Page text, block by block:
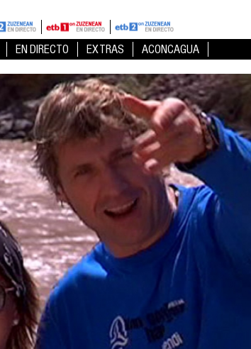
EN DIRECTO EXTRAS ACONCAGUA